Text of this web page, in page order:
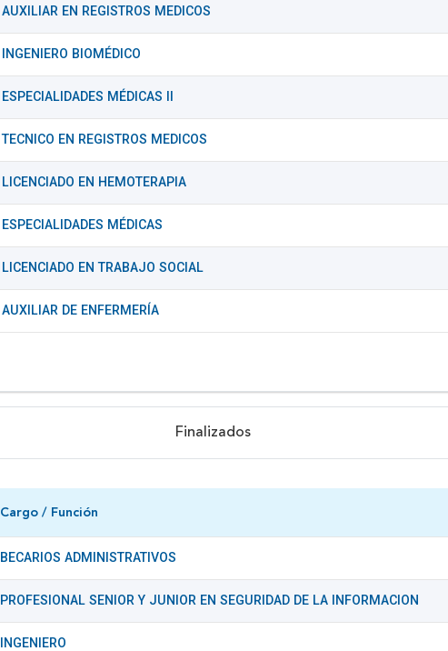
AUXILIAR EN REGISTROS MEDICOS
INGENIERO BIOMÉDICO
ESPECIALIDADES MÉDICAS II
TECNICO EN REGISTROS MEDICOS
LICENCIADO EN HEMOTERAPIA
ESPECIALIDADES MÉDICAS
LICENCIADO EN TRABAJO SOCIAL
AUXILIAR DE ENFERMERÍA
Finalizados
Cargo / Función
BECARIOS ADMINISTRATIVOS
PROFESIONAL SENIOR Y JUNIOR EN SEGURIDAD DE LA INFORMACION
INGENIERO